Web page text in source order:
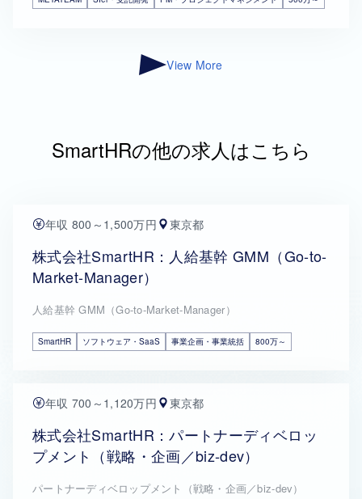
View More
SmartHRの他の求人はこちら
年収 800～1,500万円 東京都
株式会社SmartHR：人給基幹 GMM（Go-to-
Market-Manager）
人給基幹 GMM（Go-to-Market-Manager）
SmartHR ソフトウェア・SaaS 事業企画・事業統括 800万～
年収 700～1,120万円 東京都
株式会社SmartHR：パートナーディベロッ
プメント（戦略・企画／biz-dev）
パートナーディベロップメント（戦略・企画／biz-dev）